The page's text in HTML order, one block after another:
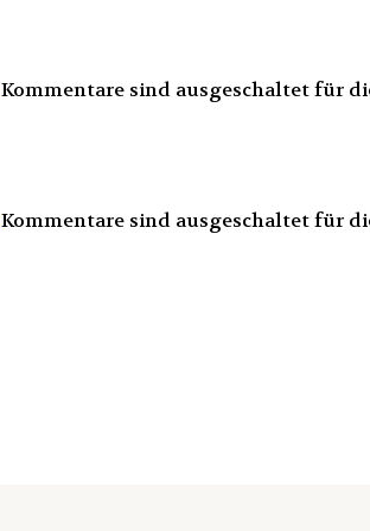
Kommentare sind ausgeschaltet für
Kommentare sind ausgeschaltet für